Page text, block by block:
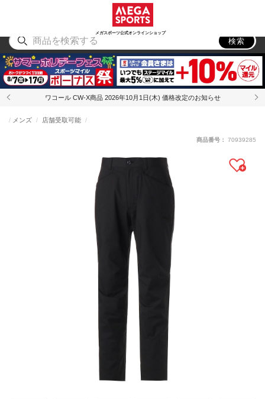
メガスポーツ公式オンラインショップ
アウトドア
検索
ワコール CW-X商品 2026年10月1日(木) 価格改定のお知らせ
メンズ 店舗受取可能
商品番号： 70939285